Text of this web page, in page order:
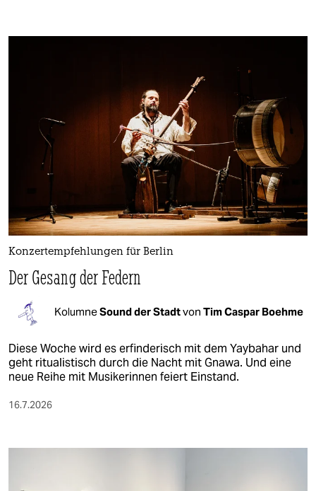
Konzertempfehlungen für Berlin
Der Gesang der Federn
KolumneSound der Stadtvon Tim Caspar Boehme
Diese Woche wird es erfinderisch mit dem Yaybahar und
geht ritualistisch durch die Nacht mit Gnawa. Und eine
neue Reihe mit Musikerinnen feiert Einstand.
16.7.2026